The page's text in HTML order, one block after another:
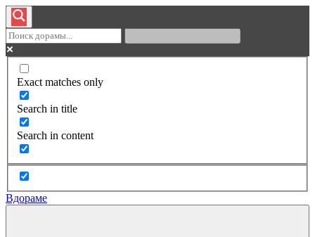
Exact matches only
Search in title
Search in content
Вдораме